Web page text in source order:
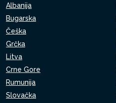
Albanija
Bugarska
Češka
Grčka
Litva
Crne Gore
Rumunija
Slovačka